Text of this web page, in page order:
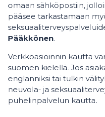
omaan sähköpostiin,
pääsee tarkastamaan
Pääkkönen.
Verkkoasioinnin kautta
suomen kielellä. Jos
englanniksi tai tulkin
neuvola- ja
puhelinpalvelun kautta.